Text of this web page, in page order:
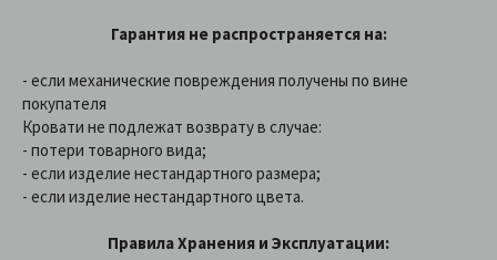
Гарантия не распространяется на:
- если механические повреждения получены по вине
покупателя
Кровати не подлежат возврату в случае:
- потери товарного вида;
- если изделие нестандартного размера;
- если изделие нестандартного цвета.
Правила Хранения и Эксплуатации: